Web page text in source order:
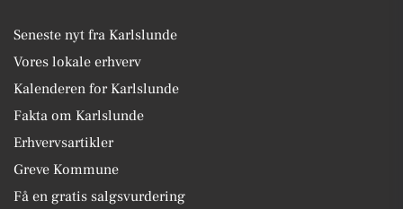
Seneste nyt fra Karlslunde
Vores lokale erhverv
Kalenderen for Karlslunde
Fakta om Karlslunde
Erhvervsartikler
Greve Kommune
Få en gratis salgsvurdering